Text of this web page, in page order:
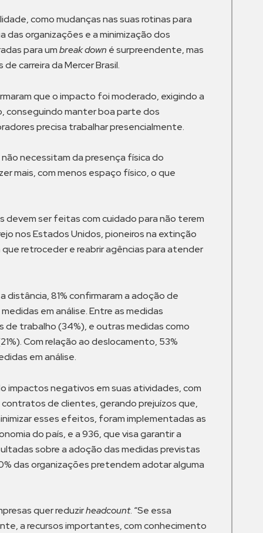
como mudanças nas suas rotinas para
organizações e a minimização dos
para umbreak down é surpreendente, mas
carreira da Mercer Brasil.
que o impacto foi moderado, exigindo a
conseguindo manter boa parte dos
precisa trabalhar presencialmente.
necessitam da presença física do
mais, com menos espaço físico, o que
devem ser feitas com cuidado para não terem
nos Estados Unidos, pioneiros na extinção
retroceder e reabrir agências para atender
81% confirmaram a adoção de
em análise. Entre as medidas
trabalho (34%), e outras medidas como
Com relação ao deslocamento, 53%
em análise.
impactos negativos em suas atividades, com
de clientes, gerando prejuízos que,
esses efeitos, foram implementadas as
do país, e a 936, que visa garantir a
sobre a adoção das medidas previstas
das organizações pretendem adotar alguma
quer reduzirheadcount. “Se essa
a recursos importantes, com conhecimento